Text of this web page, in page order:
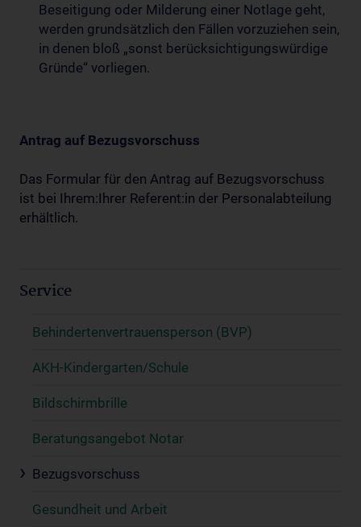
Beseitigung oder Milderung einer Notlage geht,
werden grundsätzlich den Fällen vorzuziehen sein,
in denen bloß „sonst berücksichtigungswürdige
Gründe“ vorliegen.
Antrag auf Bezugsvorschuss
Das Formular für den Antrag auf Bezugsvorschuss
ist bei Ihrem:Ihrer Referent:in der Personalabteilung
erhältlich.
Service
Behindertenvertrauensperson (BVP)
AKH-Kindergarten/Schule
Bildschirmbrille
Beratungsangebot Notar
Bezugsvorschuss
Gesundheit und Arbeit